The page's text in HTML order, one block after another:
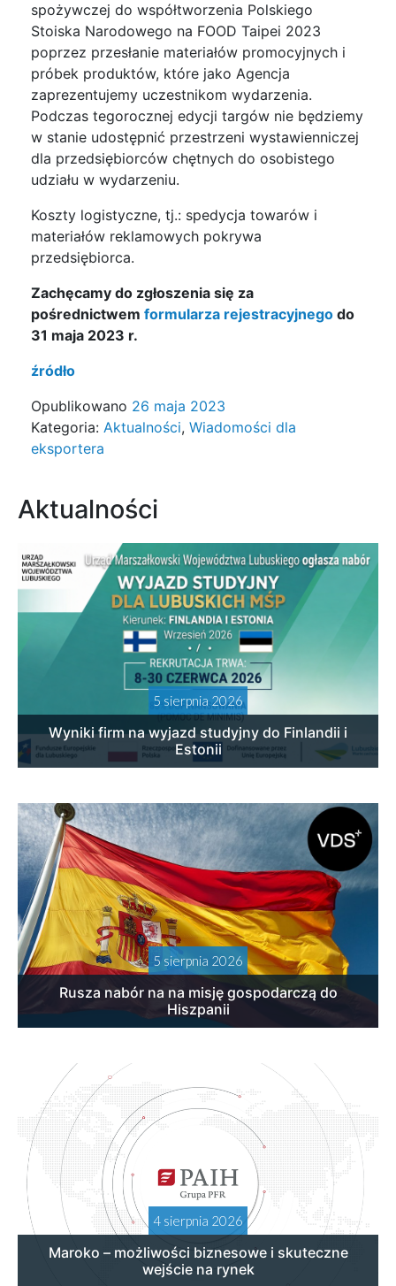
spożywczej do współtworzenia Polskiego
Stoiska Narodowego na FOOD Taipei 2023
poprzez przesłanie materiałów promocyjnych i
próbek produktów, które jako Agencja
zaprezentujemy uczestnikom wydarzenia.
Podczas tegorocznej edycji targów nie będziemy
w stanie udostępnić przestrzeni wystawienniczej
dla przedsiębiorców chętnych do osobistego
udziału w wydarzeniu.
Koszty logistyczne, tj.: spedycja towarów i
materiałów reklamowych pokrywa
przedsiębiorca.
Zachęcamy do zgłoszenia się za
pośrednictwem formularza rejestracyjnego do
31 maja 2023 r.
źródło
Opublikowano 26 maja 2023
Kategoria: Aktualności, Wiadomości dla
eksportera
Aktualności
5 sierpnia 2026
Wyniki firm na wyjazd studyjny do Finlandii i
Estonii
5 sierpnia 2026
Rusza nabór na na misję gospodarczą do
Hiszpanii
4 sierpnia 2026
Maroko – możliwości biznesowe i skuteczne
wejście na rynek